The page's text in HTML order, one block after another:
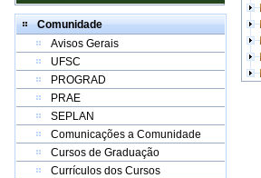
Comunidade
Avisos Gerais
UFSC
PROGRAD
PRAE
SEPLAN
Comunicações a Comunidade
Cursos de Graduação
Currículos dos Cursos